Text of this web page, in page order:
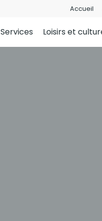
Accueil
Services Loisirs et